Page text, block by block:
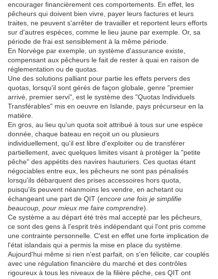
encourager financièrement ces comportements. En effet, les
pêcheurs qui doivent bien vivre, payer leurs factures et leurs
traites, ne peuvent s'arrêter de travailler et reportent leurs efforts
sur d'autres espèces, comme le lieu jaune par exemple. Or, sa
période de frai est sensiblement à la même période.
En Norvège par exemple, un système d'assurance existe,
compensant aux pêcheurs le fait de rester à quai en raison de
réglementation ou de quotas.
Une des solutions palliant pour partie les effets pervers des
quotas, lorsqu'il sont gérés de façon globale, genre "premier
arrivé, premier servi", est le système des "Quotas Individuels
Transférables" mis en oeuvre en Islande, pays précurseur en la
matière.
En gros, au lieu qu'un quota soit attribué à tous sur une espèce
donnée, chaque bateau en reçoit un ou plusieurs
individuellement, qu'il est libre d'exploiter ou de transférer
partiellement, avec quelques limites visant à protéger la "petite
pêche" des appétits des navires hauturiers. Ces quotas étant
négociables entre eux, les pêcheurs ne sont pas pénalisés
lorsqu'ils débarquent des prises accessoires hors quota,
puisqu'ils peuvent néanmoins les vendre, en achetant ou
échangeant une part de QIT (encore une fois je simplifie
beaucoup, pour mieux me faire comprendre).
Ce système a au départ été très mal accepté par les pêcheurs,
ce sont des gens à l'esprit très indépendant qui l'ont pris comme
une contrainte personnelle. C'est en effet une forte implication de
l'état islandais qui a permis la mise en place du système.
Aujourd'hui même si rien n'est parfait, on s'en félicite, car couplés
avec une régulation financière du marché et des contrôles
rigoureux à tous les niveaux de la filière pêche, ces QIT ont